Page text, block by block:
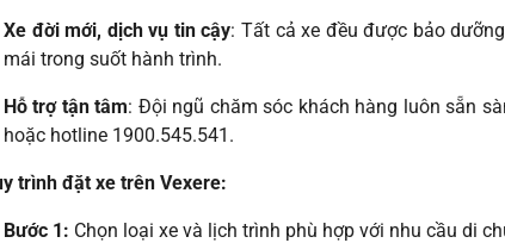
Xe đời mới, dịch vụ tin cậy: Tất cả xe đều được bảo
mái trong suốt hành trình.
Hỗ trợ tận tâm: Đội ngũ chăm sóc khách hàng luôn sẵn
hoặc hotline 1900.545.541.
trình đặt xe trên Vexere:
Bước 1: Chọn loại xe và lịch trình phù hợp với nhu cầu di